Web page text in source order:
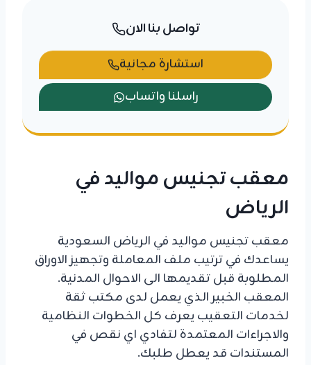
تواصل بنا الان
استشارة مجانية
راسلنا واتساب
معقب تجنيس مواليد في
الرياض
معقب تجنيس مواليد في الرياض السعودية
يساعدك في ترتيب ملف المعاملة وتجهيز الاوراق
المطلوبة قبل تقديمها الى الاحوال المدنية.
المعقب الخبير الذي يعمل لدى مكتب ثقة
لخدمات التعقيب يعرف كل الخطوات النظامية
والاجراءات المعتمدة لتفادي اي نقص في
المستندات قد يعطل طلبك.